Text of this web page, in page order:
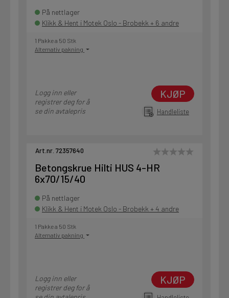
På nettlager
Klikk & Hent i Motek Oslo - Brobekk + 6 andre
1 Pakke a 50 Stk
Alternativ pakning
Logg inn eller
registrer deg for å
se din avtalepris
KJØP
Handleliste
Art.nr. 72357640
Betongskrue Hilti HUS 4-HR
6x70/15/40
På nettlager
Klikk & Hent i Motek Oslo - Brobekk + 4 andre
1 Pakke a 50 Stk
Alternativ pakning
Logg inn eller
registrer deg for å
KJØP